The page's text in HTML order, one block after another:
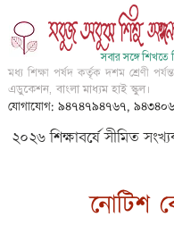
সবার সঙ্গে শিখতে
মধ্য শিক্ষা পর্ষদ কর্তৃক দশম শ্রেণী
এডুকেশন, বাংলা মাধ্যম হাই স্কুল।
যোগাযোগ: ৯৪৭৪৭৯৪৭৬৭,
২০২৬ শিক্ষাবর্ষে সীমিত
​নোটিশ